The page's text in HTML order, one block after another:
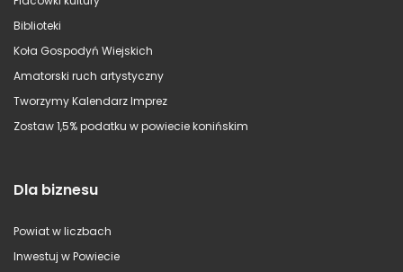
Biblioteki
Koła Gospodyń Wiejskich
Amatorski ruch artystyczny
Tworzymy Kalendarz Imprez
Zostaw 1,5% podatku w powiecie konińskim
Dla biznesu
Powiat w liczbach
Inwestuj w Powiecie